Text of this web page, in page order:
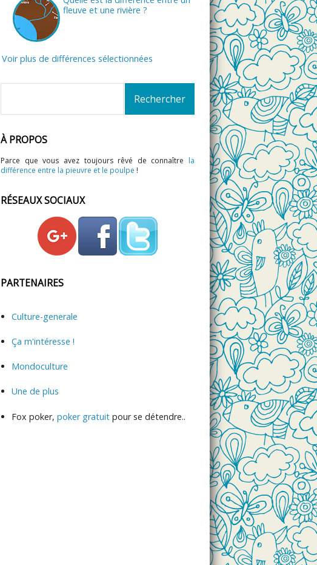
fleuve et une rivière ?
Voir plus de différences sélectionnées
À PROPOS
Parce que vous avez toujours rêvé de connaître la
différence entre la pieuvre et le poulpe !
RÉSEAUX SOCIAUX
PARTENAIRES
Culture-generale
Ça m'intéresse !
Mondoculture
Une de plus
Fox poker, poker gratuit pour se détendre..